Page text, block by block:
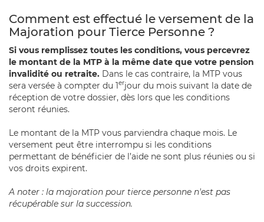
Comment est effectué le versement de la
Majoration pour Tierce Personne ?
Si vous remplissez toutes les conditions, vous percevrez
le montant de la MTP à la même date que votre pension
invalidité ou retraite. Dans le cas contraire, la MTP vous
sera versée à compter du 1erjour du mois suivant la date de
réception de votre dossier, dès lors que les conditions
seront réunies.
Le montant de la MTP vous parviendra chaque mois. Le
versement peut être interrompu si les conditions
permettant de bénéficier de l’aide ne sont plus réunies ou si
vos droits expirent.
A noter : la majoration pour tierce personne n'est pas
récupérable sur la succession.